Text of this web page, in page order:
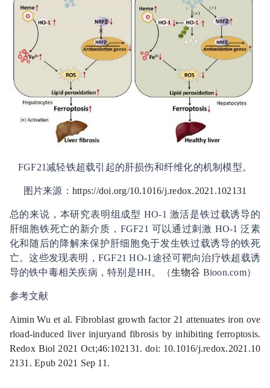
FGF21减轻铁超载引起的肝损伤和纤维化的机制模型。
图片来源： https://doi.org/10.1016/j.redox.2021.102131
总的来说，本研究表明组成型 HO-1 激活是铁过载诱导的
肝细胞铁死亡的新介质， FGF21 可以通过刺激 HO-1泛素
化和随后的降解来保护肝细胞免于发生铁过载诱导的铁死
亡。这些发现表明， FGF21 HO-1 途径可靶向治疗铁超载诱
导的铁中毒相关疾病，特别是HH。（生物谷 Bioon.com）
参考文献
Aimin Wu et al. Fibroblast growth factor 21 attenuates iron ove
rload-induced liver injuryand fibrosis by inhibiting ferroptosis.
Redox Biol 2021 Oct;46:102131. doi: 10.1016/j.redox.2021.10
2131. Epub 2021 Sep 11.